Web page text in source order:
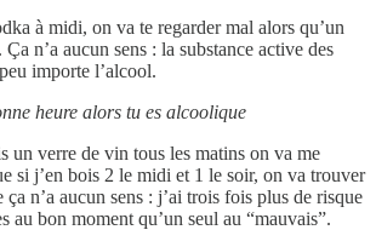
à midi, on va te regarder mal alors qu’un
n’a aucun sens : la substance active des
peu importe l’alcool.
heure alors tu es alcoolique
un verre de vin tous les matins on va me
si j’en bois 2 le midi et 1 le soir, on va trouver
n’a aucun sens : j’ai trois fois plus de risque
au bon moment qu’un seul au “mauvais”.